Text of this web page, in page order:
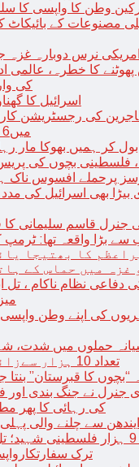
وطن کا واپسی کا
مصنوعات کے بائیکاٹ
امریکی نرس دوبارہ غزہ
کا خطرہ، عالمی
کی
اسرائیل کا
کی رجسٹریشن
میں6 ماہ توسیع
کر ہمیں بھوکا مار رہا
، فلسطینی بچوں کی
پرحملے افسوس ناک
بیڑا بھی اسرائیل کی مدد
جنرل قاسم سلیمانی
بڑا واقعہ تھا: ٹرمپ
کا بھتیجا
غزہ میں حماس کے
دفاعی نظام ناکام ، تل
کی اپنے وطن واپسی
حملوں میں شدت،
تعداد 10 ہزار سےزائد ہوگئی
جنرل نے جنگ بندی اور
کی رہائی کا پھر
ایندھن سے چلنے والی پہلی
اسرائیلی حملوں میں 9 ہزار فلسطینی
ترک